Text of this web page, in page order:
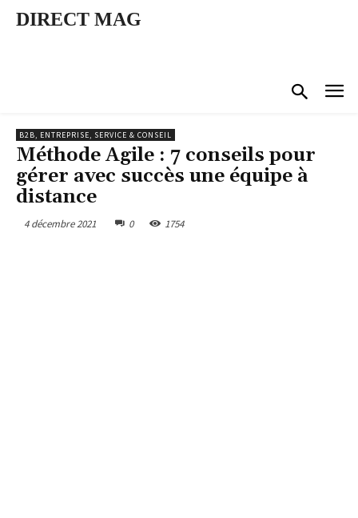
DIRECT MAG
B2B, ENTREPRISE, SERVICE & CONSEIL
Méthode Agile : 7 conseils pour
gérer avec succès une équipe à
distance
4 décembre 2021 0 1754